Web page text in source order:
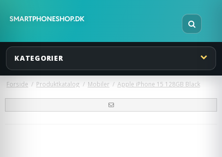
KATEGORIER
Forside / Produktkatalog / Mobiler / Apple iPhone 15 128GB Black